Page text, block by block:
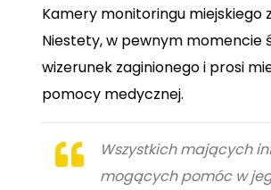
Kamery monitoringu miejskiego
Niestety, w pewnym momencie
wizerunek zaginionego i prosi
pomocy medycznej.
Wszystkich mających
mogących pomóc w